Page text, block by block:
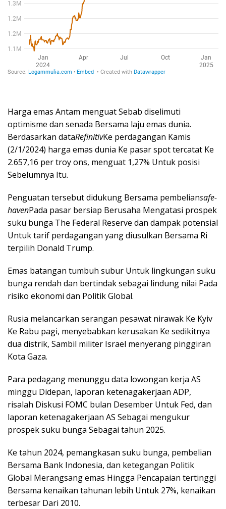
Harga emas Antam menguat Sebab diselimuti
optimisme dan senada Bersama laju emas dunia.
Berdasarkan dataRefinitivKe perdagangan Kamis
(2/1/2024) harga emas dunia Ke pasar spot tercatat Ke
2.657,16 per troy ons, menguat 1,27% Untuk posisi
Sebelumnya Itu.
Penguatan tersebut didukung Bersama pembeliansafe-
havenPada pasar bersiap Berusaha Mengatasi prospek
suku bunga The Federal Reserve dan dampak potensial
Untuk tarif perdagangan yang diusulkan Bersama Ri
terpilih Donald Trump.
Emas batangan tumbuh subur Untuk lingkungan suku
bunga rendah dan bertindak sebagai lindung nilai Pada
risiko ekonomi dan Politik Global.
Rusia melancarkan serangan pesawat nirawak Ke Kyiv
Ke Rabu pagi, menyebabkan kerusakan Ke sedikitnya
dua distrik, Sambil militer Israel menyerang pinggiran
Kota Gaza.
Para pedagang menunggu data lowongan kerja AS
minggu Didepan, laporan ketenagakerjaan ADP,
risalah Diskusi FOMC bulan Desember Untuk Fed, dan
laporan ketenagakerjaan AS Sebagai mengukur
prospek suku bunga Sebagai tahun 2025.
Ke tahun 2024, pemangkasan suku bunga, pembelian
Bersama Bank Indonesia, dan ketegangan Politik
Global Merangsang emas Hingga Pencapaian tertinggi
Bersama kenaikan tahunan lebih Untuk 27%, kenaikan
terbesar Dari 2010.